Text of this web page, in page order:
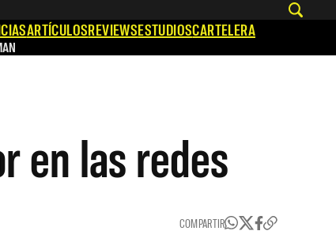
ARTÍCULOSREVIEWSESTUDIOSCARTELERA
en las redes
COMPARTIR